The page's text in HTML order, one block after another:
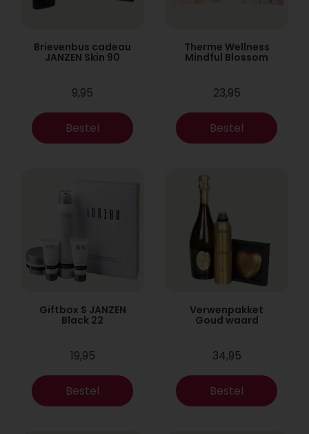
Brievenbus cadeau
JANZEN Skin 90
9,95
Bestel
Therme Wellness
Mindful Blossom
23,95
Bestel
Giftbox S JANZEN
Black 22
19,95
Bestel
Verwenpakket
Goud waard
34,95
Bestel